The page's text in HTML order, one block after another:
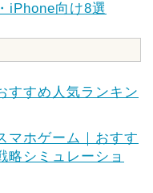
iPhone向け8選
すすめ人気ランキン
マホゲーム｜おすす
略シミュレーショ